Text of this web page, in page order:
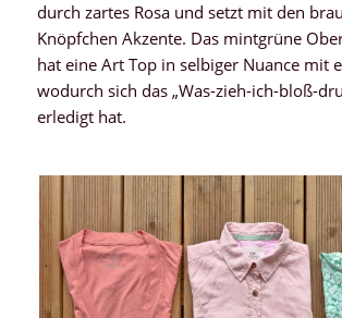
durch zartes Rosa und setzt mit den
Knöpfchen Akzente. Das mintgrüne
hat eine Art Top in selbiger Nuance mit
wodurch sich das „Was-zieh-ich-bloß-
erledigt hat.